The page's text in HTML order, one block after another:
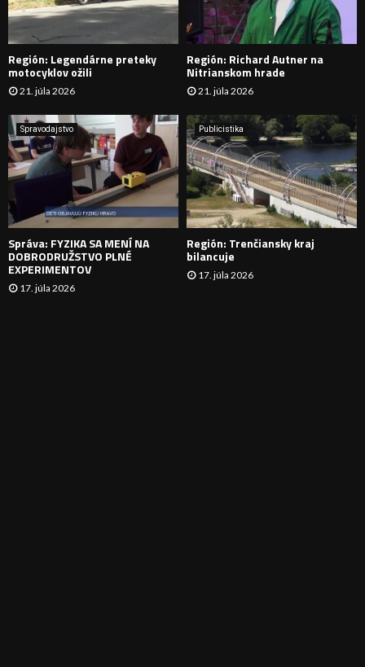
D
A
N
I
E
Región: Legendárne preteky
motocyklov ožili
21. júla 2026
Región: Richard Autner na
Nitrianskom hrade
21. júla 2026
Spravodajstvo
Správa: FYZIKA SA MENÍ NA
DOBRODRUŽSTVO PLNÉ
EXPERIMENTOV
17. júla 2026
Publicistika
Región: Trenčiansky kraj
bilancuje
17. júla 2026